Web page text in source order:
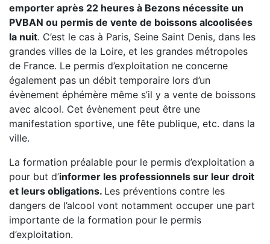
emporter après 22 heures à Bezons nécessite un
PVBAN ou permis de vente de boissons alcoolisées
la nuit. C’est le cas à Paris, Seine Saint Denis, dans les
grandes villes de la Loire, et les grandes métropoles
de France. Le permis d’exploitation ne concerne
également pas un débit temporaire lors d’un
évènement éphémère même s’il y a vente de boissons
avec alcool. Cet évènement peut être une
manifestation sportive, une fête publique, etc. dans la
ville.
La formation préalable pour le permis d’exploitation a
pour but d’informer les professionnels sur leur droit
et leurs obligations. Les préventions contre les
dangers de l’alcool vont notamment occuper une part
importante de la formation pour le permis
d’exploitation.